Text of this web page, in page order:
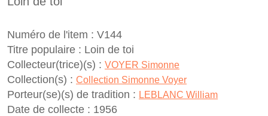
Numéro de l'item : V144
Titre populaire : Loin de toi
Collecteur(trice)(s) : VOYER Simonne
Collection(s) : Collection Simonne Voyer
Porteur(se)(s) de tradition : LEBLANC William
Date de collecte : 1956